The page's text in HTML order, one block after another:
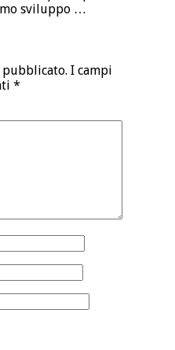
sviluppo …
I campi
*